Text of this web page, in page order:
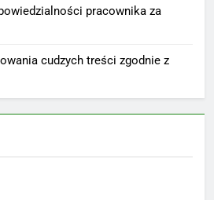
pracownika za
cudzych treści zgodnie z